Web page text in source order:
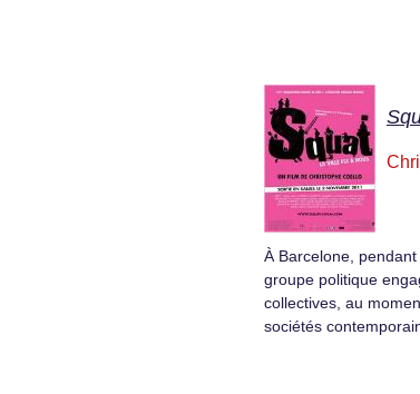
À Barcelone, pendant
groupe politique
collectives, au
sociétés